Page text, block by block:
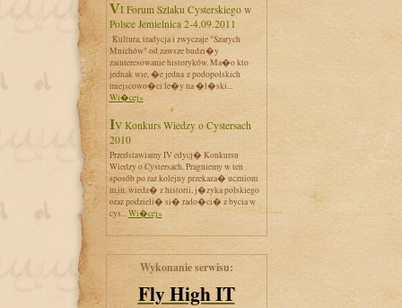
VI Forum Szlaku Cysterskiego w
Polsce Jemielnica 2-4.09.2011
Kultura, tradycja i zwyczaje "Szarych
Mnichów" od zawsze budzi�y
zainteresowanie historyków. Ma�o kto
jednak wie, �e jedna z podopolskich
miejscowo�ci le�y na �l�ski...
Wi�cej»
IV Konkurs Wiedzy o Cystersach
2010
Przedstawiamy IV edycj� Konkursu
Wiedzy o Cystersach. Pragniemy w ten
sposób po raz kolejny przekaza� uczniom
m.in. wiedz� z historii, j�zyka polskiego
oraz podzieli� si� rado�ci� z bycia w
cys...Wi�cej»
Wykonanie serwisu:
Fly High IT